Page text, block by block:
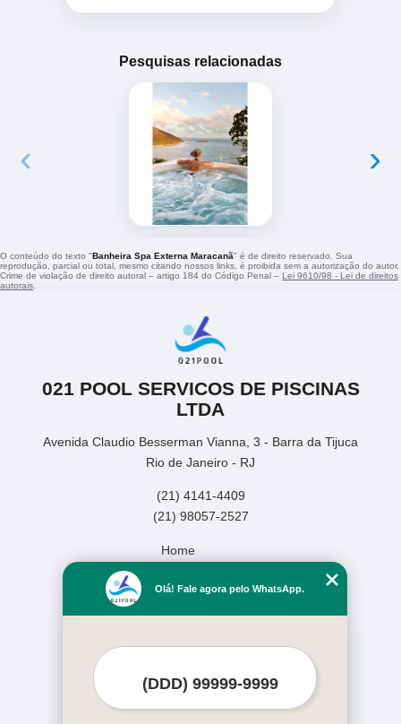
Pesquisas relacionadas
‹ ›
O conteúdo do texto "Banheira Spa Externa Maracanã" é de direito reservado. Sua
reprodução, parcial ou total, mesmo citando nossos links, é proibida sem a autorização do autor.
Crime de violação de direito autoral – artigo 184 do Código Penal – Lei 9610/98 - Lei de direitos
autorais
021 POOL SERVICOS DE PISCINAS
LTDA
Avenida Claudio Besserman Vianna, 3 - Barra da Tijuca
Rio de Janeiro - RJ
(21) 4141-4409
(21) 98057-2527
Home
Missão
Serviços
Mais Serviços
Olá! Fale agora pelo WhatsApp.